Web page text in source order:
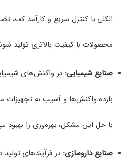
الکلی با کنترل سریع و کارآمد کف،
محصولات با کیفیت بالاتری تولید
صنایع شیمیایی: در واکنش‌های
بازده واکنش‌ها و آسیب به
با حل این مشکل، بهره‌وری را بهبود
صنایع داروسازی: در فرآیندهای